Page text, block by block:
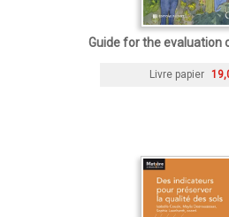
Guide for the evaluation
Livre papier